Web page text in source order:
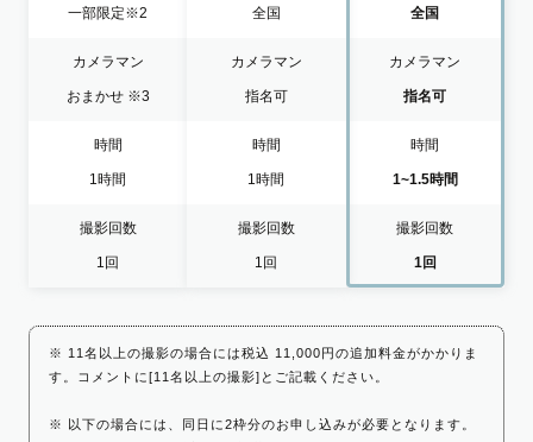
一部限定※2
カメラマン
おまかせ ※3
時間
1時間
撮影回数
1回
全国
カメラマン
指名可
時間
1時間
撮影回数
1回
全国
カメラマン
指名可
時間
1~1.5時間
撮影回数
1回
※ 11名以上の撮影の場合には税込 11,000円の追加料金がかかりま
す。コメントに[11名以上の撮影]とご記載ください。
※ 以下の場合には、同日に2枠分のお申し込みが必要となります。